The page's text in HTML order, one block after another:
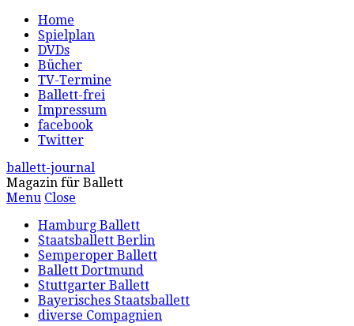
Home
Spielplan
DVDs
Bücher
TV-Termine
Ballett-frei
Impressum
facebook
Twitter
ballett-journal
Magazin für Ballett
Menu Close
Hamburg Ballett
Staatsballett Berlin
Semperoper Ballett
Ballett Dortmund
Stuttgarter Ballett
Bayerisches Staatsballett
diverse Compagnien